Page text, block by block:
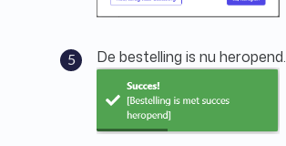
De bestelling is nu heropend.